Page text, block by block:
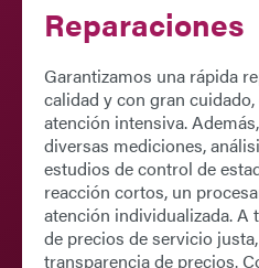
Reparaciones
Garantizamos una rápida
calidad y con gran
atención intensiva.
diversas mediciones,
estudios de control de
reacción cortos, un
atención individualizada. A
de precios de servicio
transparencia de precios.